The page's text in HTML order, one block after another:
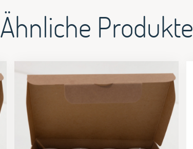
Ähnliche Produkte